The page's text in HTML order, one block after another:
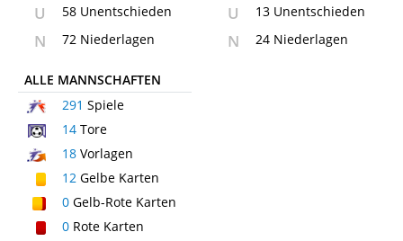
U 58 Unentschieden
N 72 Niederlagen
U 13 Unentschieden
N 24 Niederlagen
ALLE MANNSCHAFTEN
291 Spiele
14 Tore
18 Vorlagen
12 Gelbe Karten
0 Gelb-Rote Karten
0 Rote Karten